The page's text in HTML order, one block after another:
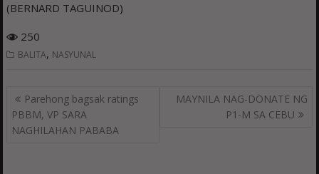
(BERNARD TAGUINOD)
250
BALITA, NASYUNAL
Post
navigation
Parehong bagsak ratings
PBBM, VP SARA
NAGHILAHAN PABABA
MAYNILA NAG-DONATE NG
P1-M SA CEBU